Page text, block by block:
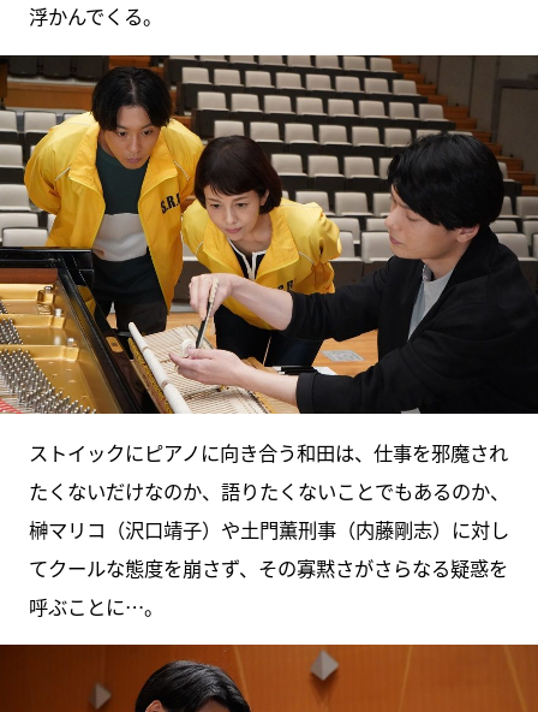
浮かんでくる。
ストイックにピアノに向き合う和田は、仕事を邪魔され
たくないだけなのか、語りたくないことでもあるのか、
榊マリコ（沢口靖子）や土門薫刑事（内藤剛志）に対し
てクールな態度を崩さず、その寡黙さがさらなる疑惑を
呼ぶことに…。